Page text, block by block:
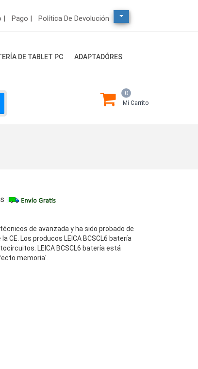
| Pago | Política De Devolución
DE TABLET PC ADAPTADÓRES
0
Mi Carrito
de avanzada y ha sido probado de
Los producos LEICA BCSCL6 batería
LEICA BCSCL6 batería está
memoria'.